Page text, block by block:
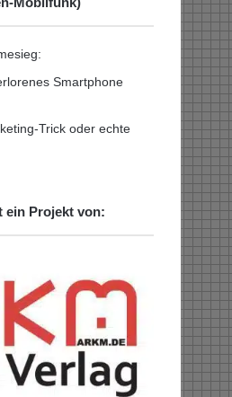
Smartphone
Trick oder echte
ein Projekt von: